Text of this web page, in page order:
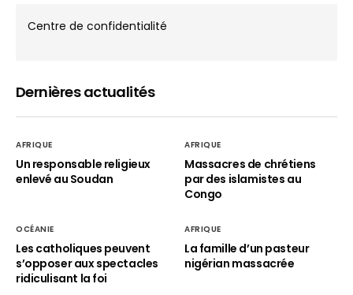
Centre de confidentialité
Dernières actualités
AFRIQUE
Un responsable religieux
enlevé au Soudan
AFRIQUE
Massacres de chrétiens
par des islamistes au
Congo
OCÉANIE
Les catholiques peuvent
s’opposer aux spectacles
ridiculisant la foi
AFRIQUE
La famille d’un pasteur
nigérian massacrée